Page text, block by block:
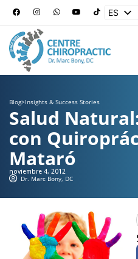
ES
Blog>Insights & Success Stories
Salud
con
Mataró
noviembre 4, 2012
Dr. Marc Bony, DC